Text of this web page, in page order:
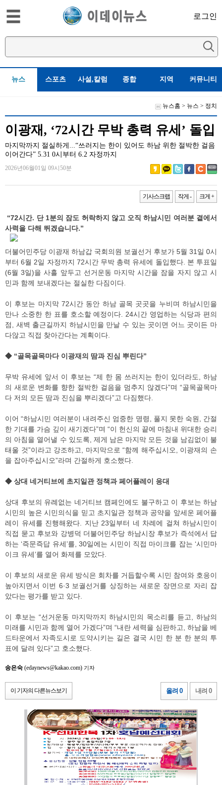
로그인
뉴스 스포츠 사설,칼럼 종합 지역 커뮤니티
뉴스홈 > 뉴스 > 정치
이광재, ‘72시간 무박 총력 유세’ 돌입
마지막까지 절실하게...“쓰러지는 한이 있어도 하남 위한 절박한 걸음
이어간다” 5.31 0시부터 6.2 자정까지
2026년06월01일 09시50분
기사스크랩 작게 - 크게 +
“72시간. 단 1분의 잠도 허락하지 않고 오직 하남시민 여러분 곁에서
사력을 다해 뛰겠습니다.”
더불어민주당 이광재 하남갑 국회의원 보궐선거 후보가 5월 31일 0시
부터 6월 2일 자정까지 72시간 무박 총력 유세에 돌입했다. 본 투표일
(6월 3일)을 사흘 앞두고 선거운동 마지막 시간을 잠을 자지 않고 시
민과 함께 보내겠다는 절실한 다짐이다.
이 후보는 마지막 72시간 동안 하남 골목 곳곳을 누비며 하남시민을
만나 소중한 한 표를 호소할 예정이다. 24시간 영업하는 식당과 편의
점, 새벽 출근길까지 하남시민을 만날 수 있는 곳이면 어느 곳이든 마
다않고 직접 찾아간다는 계획이다.
◆ “골목골목마다 이광재의 땀과 진심 뿌린다”
무박 유세에 앞서 이 후보는 “제 한 몸 쓰러지는 한이 있더라도, 하남
의 새로운 변화를 향한 절박한 걸음을 멈추지 않겠다”며 “골목골목마
다 저의 모든 땀과 진심을 뿌리겠다”고 다짐했다.
이어 “하남시민 여러분이 내려주신 엄중한 명령, 풀지 못한 숙원, 간절
한 기대를 가슴 깊이 새기겠다”며 “이 헌신의 끝에 마침내 위대한 승리
의 아침을 열어낼 수 있도록, 제게 남은 마지막 모든 것을 남김없이 불
태울 것”이라고 강조하고, 마지막으로 “함께 해주십시오, 이광재의 손
을 잡아주십시오”라며 간절하게 호소했다.
◆ 상대 네거티브에 초지일관 정책과 페어플레이 응대
상대 후보의 유례없는 네거티브 캠페인에도 불구하고 이 후보는 하남
시민의 높은 시민의식을 믿고 초지일관 정책과 공약을 앞세운 페어플
레이 유세를 진행해왔다. 지난 23일부터 네 차례에 걸쳐 하남시민이
직접 묻고 후보와 강병덕 더불어민주당 하남시장 후보가 즉석에서 답
하는 ‘즉문즉답 유세’를, 30일에는 시민이 직접 마이크를 잡는 ‘시민마
이크 유세’를 열어 화제를 모았다.
이 후보의 새로운 유세 방식은 회차를 거듭할수록 시민 참여와 호응이
높아지면서 이번 6·3 보궐선거를 상징하는 새로운 장면으로 자리 잡
았다는 평가를 받고 있다.
이 후보는 “선거운동 마지막까지 하남시민의 목소리를 듣고, 하남의
미래를 시민과 함께 열어 가겠다”며 “내란 세력을 심판하고, 하남을 베
드타운에서 자족도시로 도약시키는 길은 결국 시민 한 분 한 분의 투
표에 달려 있다”고 호소했다.
송은숙 (edaynews@kakao.com) 기자
이 기자의 다른뉴스보기 올려 0 내려 0